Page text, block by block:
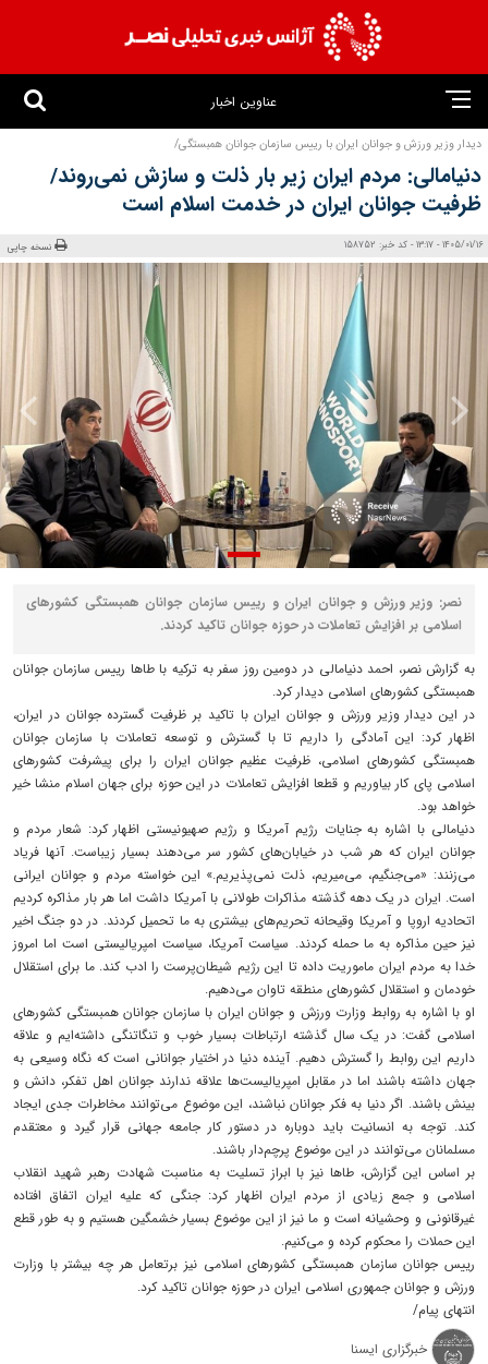
عناوین اخبار
دیدار وزیر ورزش و جوانان ایران با رییس سازمان جوانان همبستگی/
دنیامالی: مردم ایران زیر بار ذلت و سازش نمی‌روند/
ظرفیت جوانان ایران در خدمت اسلام است
1405/01/16 - 13:17 - کد خبر: 158752 نسخه چاپی
نصر: وزیر ورزش و جوانان ایران و رییس سازمان جوانان همبستگی کشورهای
اسلامی بر افزایش تعاملات در حوزه جوانان تاکید کردند.
به گزارش نصر، احمد دنیامالی در دومین روز سفر به ترکیه با طاها رییس سازمان جوانان
همبستگی کشورهای اسلامی دیدار کرد.
در این دیدار وزیر ورزش و جوانان ایران با تاکید بر ظرفیت گسترده جوانان در ایران،
اظهار کرد: این آمادگی را داریم تا با گسترش و توسعه تعاملات با سازمان جوانان
همبستگی کشورهای اسلامی، ظرفیت عظیم جوانان ایران را برای پیشرفت کشورهای
اسلامی پای کار بیاوریم و قطعا افزایش تعاملات در این حوزه برای جهان اسلام منشا خیر
خواهد بود.
دنیامالی با اشاره به جنایات رژیم آمریکا و رژیم صهیونیستی اظهار کرد: شعار مردم و
جوانان ایران که هر شب در خیابان‌های کشور سر می‌دهند بسیار زیباست. آنها فریاد
می‌زنند: «می‌جنگیم، می‌میریم، ذلت نمی‌پذیریم.» این خواسته مردم و جوانان ایرانی
است. ایران در یک دهه گذشته مذاکرات طولانی با آمریکا داشت اما هر بار مذاکره کردیم
اتحادیه اروپا و آمریکا وقیحانه تحریم‌های بیشتری به ما تحمیل کردند. در دو جنگ اخیر
نیز حین مذاکره به ما حمله کردند. سیاست آمریکا، سیاست امپریالیستی است اما امروز
خدا به مردم ایران ماموریت داده تا این رژیم شیطان‌پرست را ادب کند. ما برای استقلال
خودمان و استقلال کشورهای منطقه تاوان می‌دهیم.
او با اشاره به روابط وزارت ورزش و جوانان ایران با سازمان جوانان همبستگی کشورهای
اسلامی گفت: در یک سال گذشته ارتباطات بسیار خوب و تنگاتنگی داشته‌ایم و علاقه
داریم این روابط را گسترش دهیم. آینده دنیا در اختیار جوانانی است که نگاه وسیعی به
جهان داشته باشند اما در مقابل امپریالیست‌ها علاقه ندارند جوانان اهل تفکر، دانش و
بینش باشند. اگر دنیا به فکر جوانان نباشند، این موضوع می‌توانند مخاطرات جدی ایجاد
کند. توجه به انسانیت باید دوباره در دستور کار جامعه جهانی قرار گیرد و معتقدم
مسلمانان می‌توانند در این موضوع پرچم‌دار باشند.
بر اساس این گزارش، طاها نیز با ابراز تسلیت به مناسبت شهادت رهبر شهید انقلاب
اسلامی و جمع زیادی از مردم ایران اظهار کرد: جنگی که علیه ایران اتفاق افتاده
غیرقانونی و وحشیانه است و ما نیز از این موضوع بسیار خشمگین هستیم و به طور قطع
این حملات را محکوم کرده و می‌کنیم.
رییس جوانان سازمان همبستگی کشورهای اسلامی نیز برتعامل هر چه بیشتر با وزارت
ورزش و جوانان جمهوری اسلامی ایران در حوزه جوانان تاکید کرد.
انتهای پیام/
خبرگزاری ایسنا